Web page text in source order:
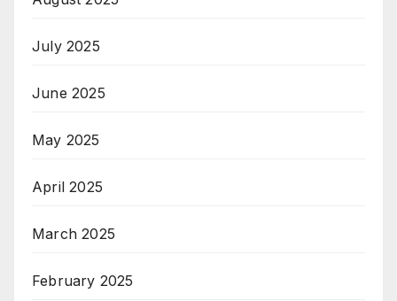
July 2025
June 2025
May 2025
April 2025
March 2025
February 2025